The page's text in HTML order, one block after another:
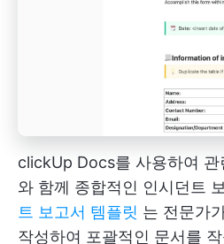
clickUp Docs를 사용하여
와 함께 종합적인 인시던트
트 보고서 템플릿 는 전문가
작성하여 포괄적인 문서를